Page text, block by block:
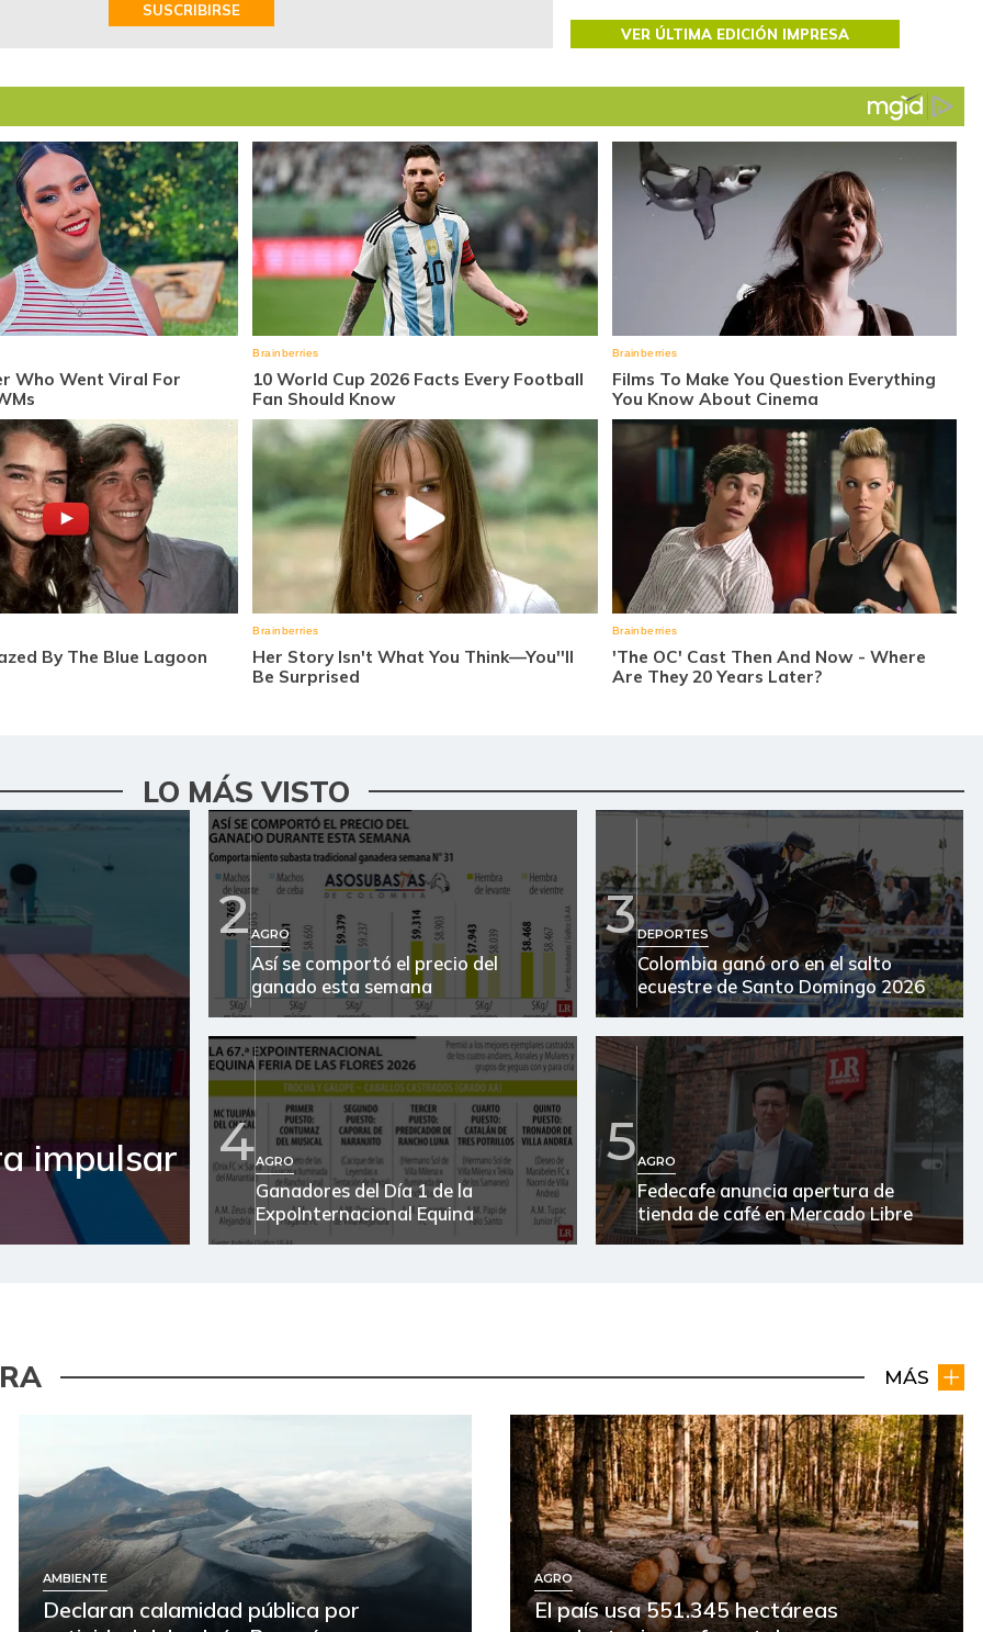
SUSCRIBIRSE
VER ÚLTIMA EDICIÓN IMPRESA
LO MÁS VISTO
impulsar
2AGRO
Así se comportó el precio del
ganado esta semana
3DEPORTES
Colombia ganó oro en el salto
ecuestre de Santo Domingo 2026
4AGRO
Ganadores del Día 1 de la
ExpoInternacional Equina
5AGRO
Fedecafe anuncia apertura de
tienda de café en Mercado Libre
MÁS
AMBIENTE
Declaran calamidad pública por
AGRO
El país usa 551.345 hectáreas